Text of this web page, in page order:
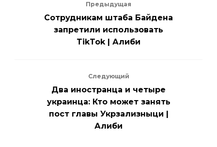
Предыдущая
Сотрудникам штаба Байдена
запретили использовать
TikTok | Алиби
Следующий
Два иностранца и четыре
украинца: Кто может занять
пост главы Укрзализныци |
Алиби